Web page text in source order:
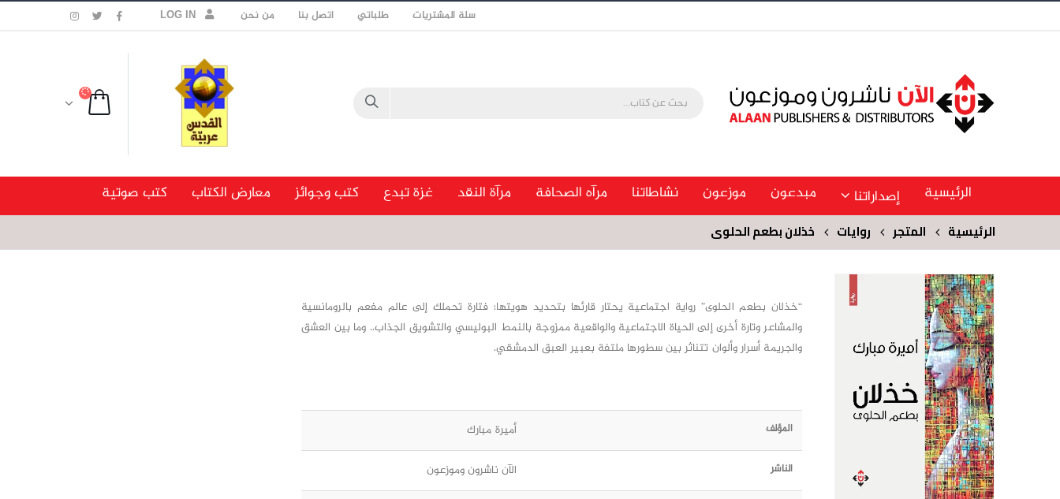
سلة المشتريات طلباتي اتصل بنا من نحن LOG IN
الرئيسية إصداراتنا مبدعون موزعون نشاطاتنا مرآه الصحافة مرآة النقد غزة تبدع كتب وجوائز معارض الكتاب كتب صوتية
الرئيسية المتجر روايات خذلان بطعم الحلوى
“خذلان بطعم الحلوى” رواية اجتماعية يحتار قارئها بتحديد هويتها؛ فتارة تحملك إلى عالم مفعم بالرومانسية
والمشاعر وتارة أخرى إلى الحياة الاجتماعية والواقعية ممزوجة بالنمط البوليسي والتشويق الجذاب.. وما بين العشق
والجريمة أسرار وألوان تتناثر بين سطورها ملتفة بعبير العبق الدمشقي.
المؤلف أميرة مبارك
الناشر الآن ناشرون وموزعون